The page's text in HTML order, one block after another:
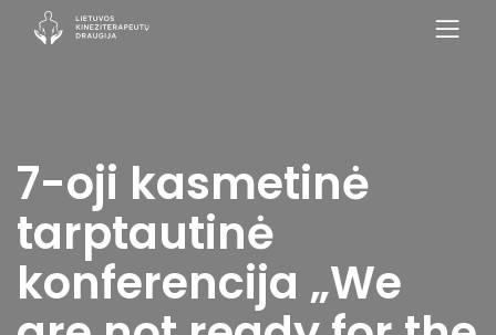
7-oji kasmetinė
tarptautinė
konferencija „We